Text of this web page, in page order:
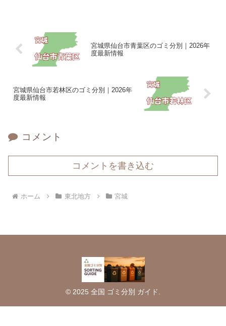
宮城県仙台市青葉区のゴミ分別｜2026年
度最新情報
宮城県仙台市若林区のゴミ分別｜2026年
度最新情報
コメント
コメントを書き込む
ホーム 東北地方 宮城
© 2025 全国 ゴミ分別 ガイド.